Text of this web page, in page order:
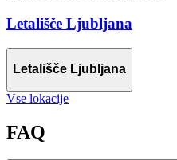
Letališče Ljubljana
Letališče Ljubljana
Vse lokacije
FAQ